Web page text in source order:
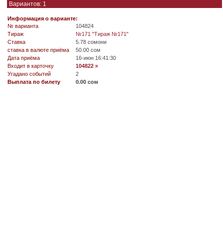
Вариантов: 1
Информация о варианте:
№ варианта
104824
Tираж
№171 "Тираж №171"
Ставка
5.78 сомони
ставка в валюте приёма
50.00 сом
Дата приёма
16-июн 16:41:30
Входит в карточку
104822 »
Угадано событий
2
Выплата по билету
0.00 сом